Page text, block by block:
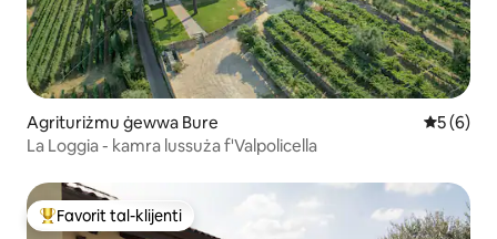
Agrituriżmu ġewwa Bure Rating
5 (6)
La Loggia - kamra lussuża f'Valpolicella
Wieħed mill-aqwa favoriti tal-klijenti
Favorit tal-klijenti